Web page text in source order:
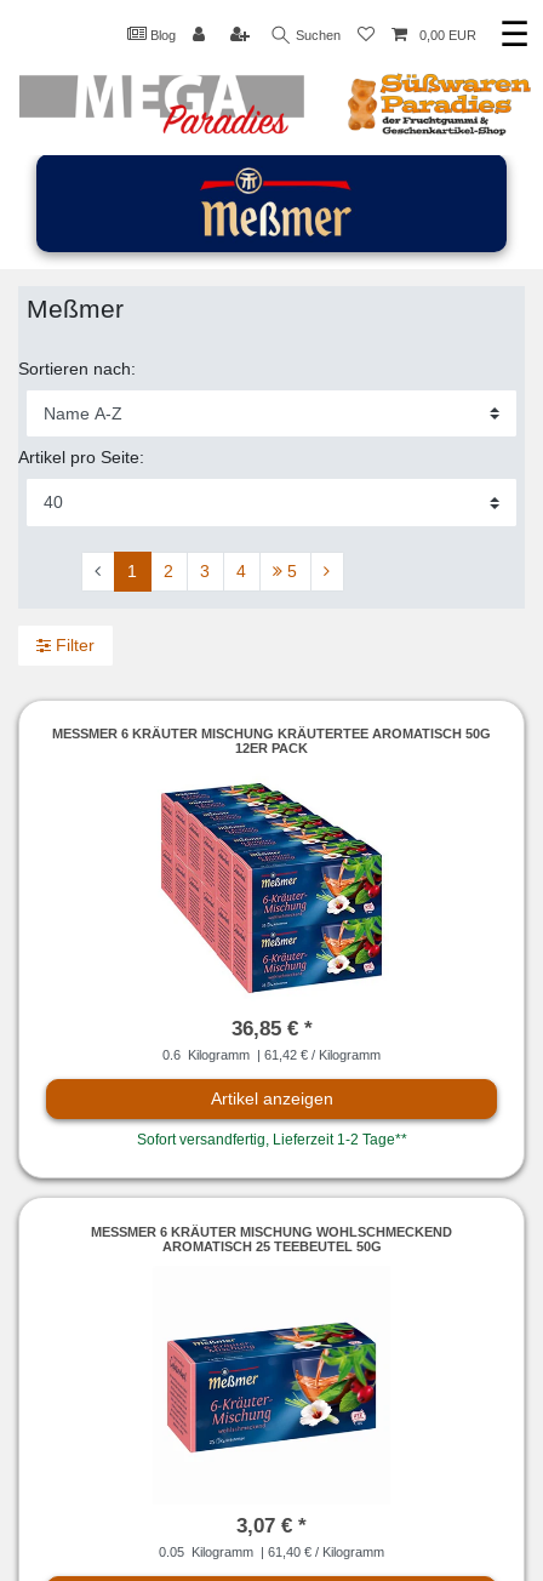
Blog Suchen 0,00 EUR ☰
Meßmer
Sortieren nach:
Artikel pro Seite:
1 2 3 4 5
Filter
MESSMER 6 KRÄUTER MISCHUNG KRÄUTERTEE AROMATISCH 50G 1
2ER PACK
36,85 € *
0.6 Kilogramm | 61,42 € / Kilogramm
Artikel anzeigen
Sofort versandfertig, Lieferzeit 1-2 Tage**
MESSMER 6 KRÄUTER MISCHUNG WOHLSCHMECKEND A
ROMATISCH 25 TEEBEUTEL 50G
3,07 € *
0.05 Kilogramm | 61,40 € / Kilogramm